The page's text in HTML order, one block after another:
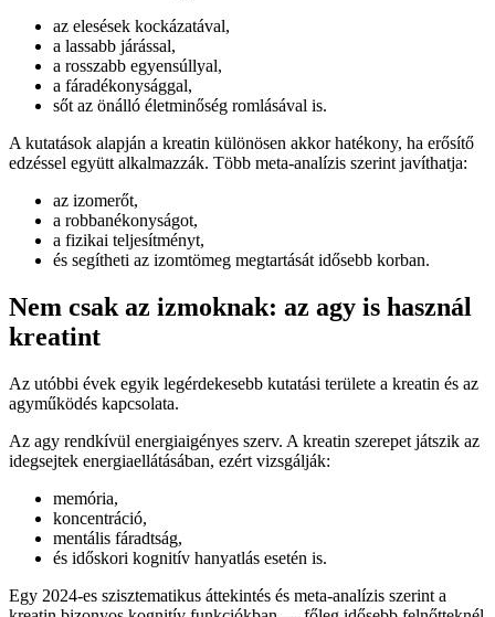
az elesések kockázatával,
a lassabb járással,
a rosszabb egyensúllyal,
a fáradékonysággal,
sőt az önálló életminőség romlásával is.
A kutatások alapján a kreatin különösen akkor hatékony, ha erősítő
edzéssel együtt alkalmazzák. Több meta-analízis szerint javíthatja:
az izomerőt,
a robbanékonyságot,
a fizikai teljesítményt,
és segítheti az izomtömeg megtartását idősebb korban.
Nem csak az izmoknak: az agy is használ
kreatint
Az utóbbi évek egyik legérdekesebb kutatási területe a kreatin és az
agyműködés kapcsolata.
Az agy rendkívül energiaigényes szerv. A kreatin szerepet játszik az
idegsejtek energiaellátásában, ezért vizsgálják:
memória,
koncentráció,
mentális fáradtság,
és időskori kognitív hanyatlás esetén is.
Egy 2024-es szisztematikus áttekintés és meta-analízis szerint a